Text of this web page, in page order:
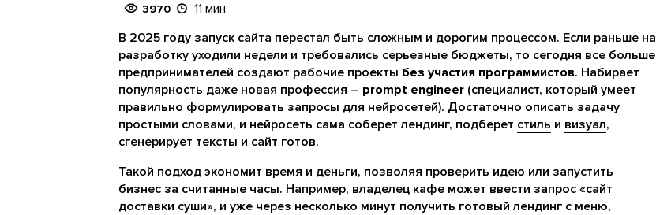
3970 11 мин.
В 2025 году запуск сайта перестал быть сложным и дорогим процессом. Если раньше на
разработку уходили недели и требовались серьезные бюджеты, то сегодня все больше
предпринимателей создают рабочие проекты без участия программистов. Набирает
популярность даже новая профессия – prompt engineer (специалист, который умеет
правильно формулировать запросы для нейросетей). Достаточно описать задачу
простыми словами, и нейросеть сама соберет лендинг, подберет стиль и визуал,
сгенерирует тексты и сайт готов.
Такой подход экономит время и деньги, позволяя проверить идею или запустить
бизнес за считанные часы. Например, владелец кафе может ввести запрос «сайт
доставки суши», и уже через несколько минут получить готовый лендинг с меню,